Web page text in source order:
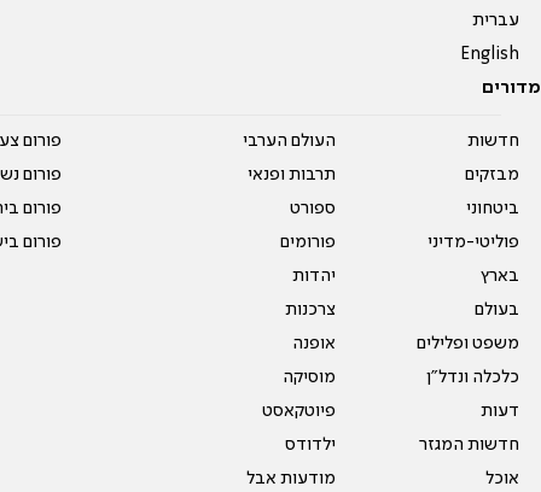
עברית
English
מדורים
חדשות
מבזקים
ביטחוני
פוליטי-מדיני
בארץ
בעולם
משפט ופלילים
כלכלה ונדל"ן
דעות
חדשות המגזר
אוכל
העולם הערבי
תרבות ופנאי
ספורט
פורומים
יהדות
צרכנות
אופנה
מוסיקה
פיוטקאסט
ילדודס
מודעות אבל
פורום
פורום
פורום
פורום